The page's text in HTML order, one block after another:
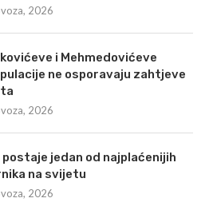
2026
i Mehmedovićeve
ne osporavaju zahtjeve
2026
postaje jedan od najplaćenijih
na svijetu
2026